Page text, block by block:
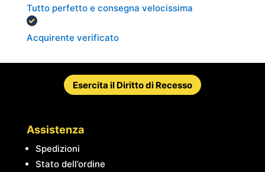
Tutto perfetto e consegna velocissima
Acquirente verificato
Esercita il Diritto di Recesso
Assistenza
Spedizioni
Stato dell’ordine